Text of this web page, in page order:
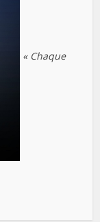
« Chaque